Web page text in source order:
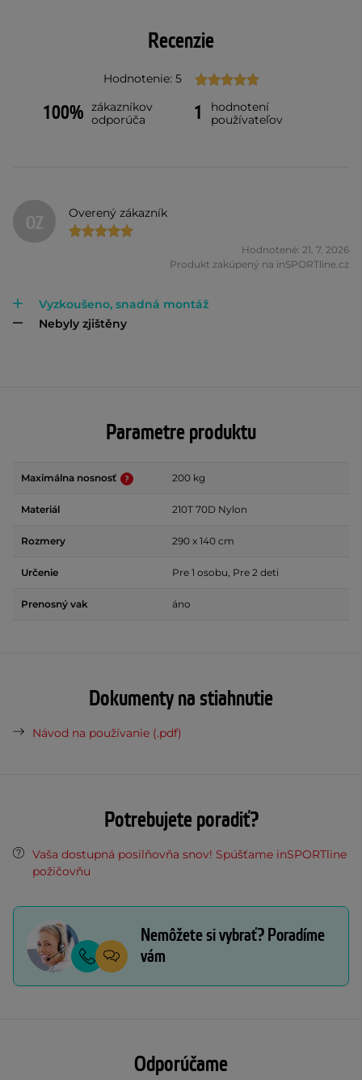
Recenzie
Hodnotenie: 5
100% zákazníkov
odporúča
1
hodnotení
používateľov
OZ Overený zákazník
Hodnotené: 21. 7. 2026
Produkt zakúpený na inSPORTline.cz
Vyzkoušeno, snadná montáž
Nebyly zjištěny
Parametre produktu
Maximálna nosnosť 200 kg
Materiál 210T 70D Nylon
Rozmery 290 x 140 cm
Určenie Pre 1 osobu, Pre 2 deti
Prenosný vak áno
Dokumenty na stiahnutie
Návod na používanie (.pdf)
Potrebujete poradiť?
Vaša dostupná posilňovňa snov! Spúšťame inSPORTline
požičovňu
Nemôžete si vybrať? Poradíme
vám
Odporúčame